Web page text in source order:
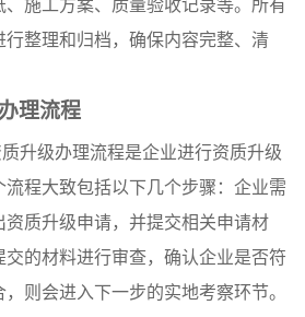
施工方案、质量验收记录等。所有
整理和归档，确保内容完整、清
理流程
升级办理流程是企业进行资质升级
程大致包括以下几个步骤：企业需
资质升级申请，并提交相关申请材
的材料进行审查，确认企业是否符
则会进入下一步的实地考察环节。